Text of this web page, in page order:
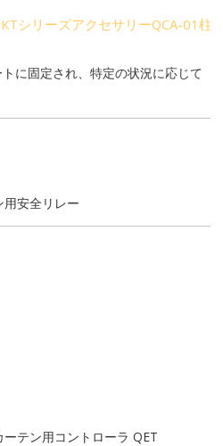
シリーズアクセサリーQCA-01柱
に固定され、特定の状況に応じて
安全リレー
テン用コントローラ QET